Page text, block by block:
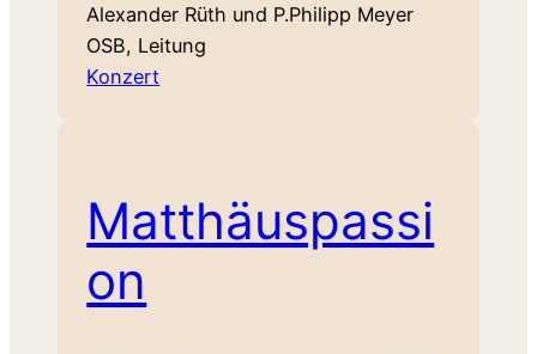
Alexander Rüth und P.Philipp Meyer
OSB, Leitung
Konzert
Matthäuspassi
on